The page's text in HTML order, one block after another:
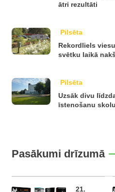
ātri rezultāti
Pilsēta
Rekordliels
svētku laikā
Pilsēta
Uzsāk divu
īstenošanu
Pasākumi drīzumā
21.